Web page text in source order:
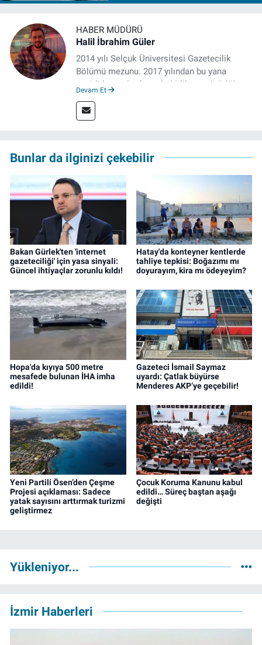
HABER MÜDÜRÜ
Halil İbrahim Güler
2014 yılı Selçuk Üniversitesi Gazetecilik
Bölümü mezunu. 2017 yılından bu yana
çeşitli kurumlarda muhabirlik ve editörlük
müdürü olarak devam ediyor.
Devam Et
Bunlar da ilginizi çekebilir
Bakan Gürlek'ten 'internet
gazeteciliği' için yasa sinyali:
Güncel ihtiyaçlar zorunlu kıldı!
Hatay'da konteyner kentlerde
tahliye tepkisi: Boğazımı mı
doyurayım, kira mı ödeyeyim?
Hopa'da kıyıya 500 metre
mesafede bulunan İHA imha
edildi!
Gazeteci İsmail Saymaz
uyardı: Çatlak büyürse
Menderes AKP’ye geçebilir!
Yeni Partili Ösen’den Çeşme
Projesi açıklaması: Sadece
yatak sayısını arttırmak turizmi
geliştirmez
Çocuk Koruma Kanunu kabul
edildi… Süreç baştan aşağı
değişti
Yükleniyor...
İzmir Haberleri